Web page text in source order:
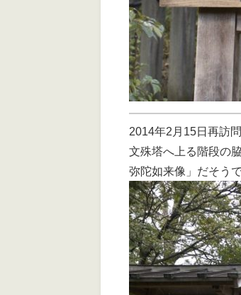
2014年2月15日再訪問
文殊塔へ上る階段の
弥陀如来像」だそうで